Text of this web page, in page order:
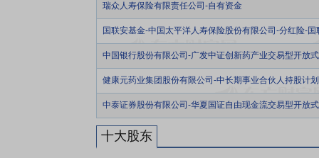
瑞众人寿保险有限责任公司-自有资金
国联安基金-中国太平洋人寿保险股份有限公司-分红险-
中国银行股份有限公司-广发中证创新药产业交易型开放
健康元药业集团股份有限公司-中长期事业合伙人持股计
中泰证券股份有限公司-华夏国证自由现金流交易型开放
十大股东